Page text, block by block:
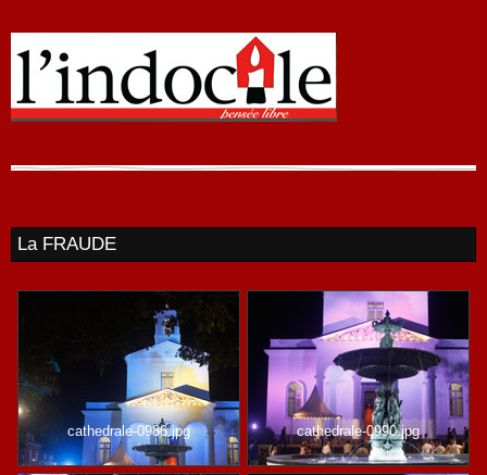
La FRAUDE
cathedrale-0986.jpg cathedrale-0990.jpg